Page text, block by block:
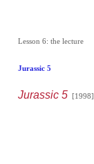
Lesson 6: the lecture
Jurassic 5
Jurassic 5[1998]